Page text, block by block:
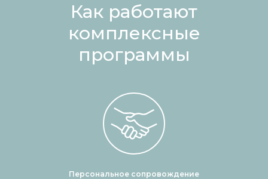
Как работают
комплексные
программы
Персональное сопровождение